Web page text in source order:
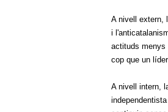
A nivell extern,
i
actituds menys
cop que un
A nivell intern,